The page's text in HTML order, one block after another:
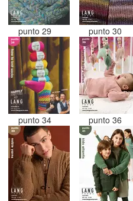
punto 29 punto 30
punto 34 punto 36